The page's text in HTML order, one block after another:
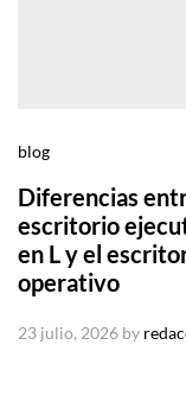
blog
Diferencias
escritorio
en L y el
operativo
23 julio, 2026 by